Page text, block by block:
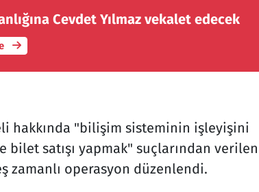
Cevdet Yılmaz vekalet edecek
hakkında "bilişim sisteminin işleyişini
satışı yapmak" suçlarından verilen
zamanlı operasyon düzenlendi.